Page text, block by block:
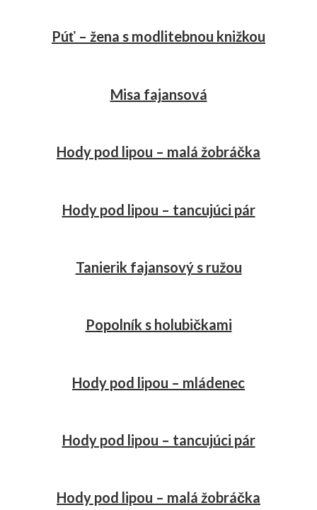
Púť – žena s modlitebnou knižkou
Misa fajansová
Hody pod lipou – malá žobráčka
Hody pod lipou – tancujúci pár
Tanierik fajansový s ružou
Popolník s holubičkami
Hody pod lipou – mládenec
Hody pod lipou – tancujúci pár
Hody pod lipou – malá žobráčka